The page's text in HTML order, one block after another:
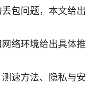
包问题，本文给出
络环境给出具体推
速方法、隐私与安